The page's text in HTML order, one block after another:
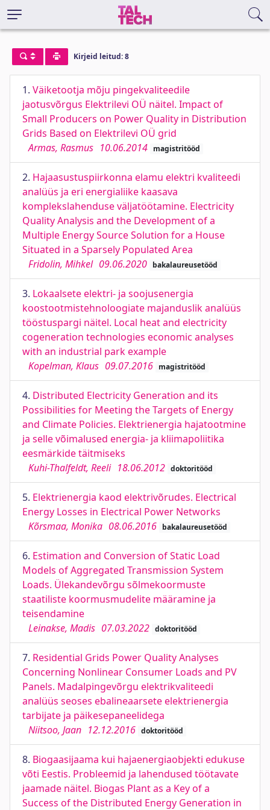
Kirjeid leitud: 8
1. Väiketootja mõju pingekvaliteedile
jaotusvõrgus Elektrilevi OÜ näitel. Impact of
Small Producers on Power Quality in Distribution
Grids Based on Elektrilevi OÜ grid
Armas, Rasmus 10.06.2014 magistritööd
2. Hajaasustuspiirkonna elamu elektri kvaliteedi
analüüs ja eri energialiike kaasava
komplekslahenduse väljatöötamine. Electricity
Quality Analysis and the Development of a
Multiple Energy Source Solution for a House
Situated in a Sparsely Populated Area
Fridolin, Mihkel 09.06.2020 bakalaureusetööd
3. Lokaalsete elektri- ja soojusenergia
koostootmistehnoloogiate majanduslik analüüs
tööstuspargi näitel. Local heat and electricity
cogeneration technologies economic analyses
with an industrial park example
Kopelman, Klaus 09.07.2016 magistritööd
4. Distributed Electricity Generation and its
Possibilities for Meeting the Targets of Energy
and Climate Policies. Elektrienergia hajatootmine
ja selle võimalused energia- ja kliimapoliitika
eesmärkide täitmiseks
Kuhi-Thalfeldt, Reeli 18.06.2012 doktoritööd
5. Elektrienergia kaod elektrivõrudes. Electrical
Energy Losses in Electrical Power Networks
Kõrsmaa, Monika 08.06.2016 bakalaureusetööd
6. Estimation and Conversion of Static Load
Models of Aggregated Transmission System
Loads. Ülekandevõrgu sõlmekoormuste
staatiliste koormusmudelite määramine ja
teisendamine
Leinakse, Madis 07.03.2022 doktoritööd
7. Residential Grids Power Quality Analyses
Concerning Nonlinear Consumer Loads and PV
Panels. Madalpingevõrgu elektrikvaliteedi
analüüs seoses ebalineaarsete elektrienergia
tarbijate ja päikesepaneelidega
Niitsoo, Jaan 12.12.2016 doktoritööd
8. Biogaasijaama kui hajaenergiaobjekti edukuse
võti Eestis. Probleemid ja lahendused töötavate
jaamade näitel. Biogas Plant as a Key of a
Success of the Distributed Energy Generation in